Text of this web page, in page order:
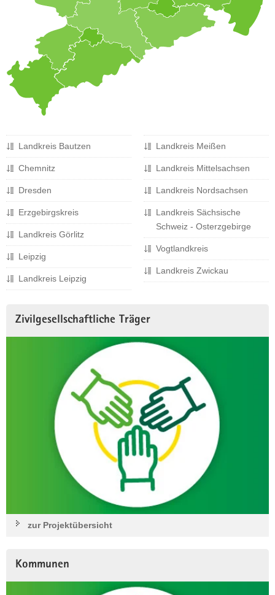
Landkreis Bautzen
Chemnitz
Dresden
Erzgebirgskreis
Landkreis Görlitz
Leipzig
Landkreis Leipzig
Landkreis Meißen
Landkreis Mittelsachsen
Landkreis Nordsachsen
Landkreis Sächsische
Schweiz - Osterzgebirge
Vogtlandkreis
Landkreis Zwickau
Zivilgesellschaftliche Träger
zur Projektübersicht
Kommunen